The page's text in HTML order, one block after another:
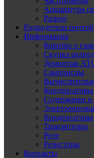
Аппаратура
Разное
Радиодетали почтой
Информация
Коротко о
Скупка
Демонтаж
Самописцы
Содержание в
Конденсаторы
Транзисторы
Реле
Резисторы
Контакты